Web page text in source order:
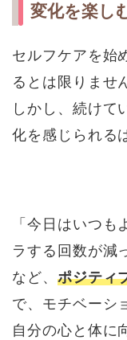
変化を楽し
セルフケアを始
るとは限りませ
しかし、続けて
化を感じられる
「今日はいつ
ラする回数が減
など、 ポジティ
で、モチベーシ
自分の心と体に